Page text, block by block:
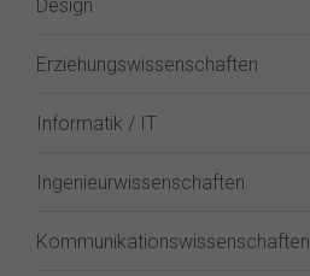
Design
Erziehungswissenschaften
Informatik / IT
Ingenieurwissenschaften
Kommunikationswissenschaften